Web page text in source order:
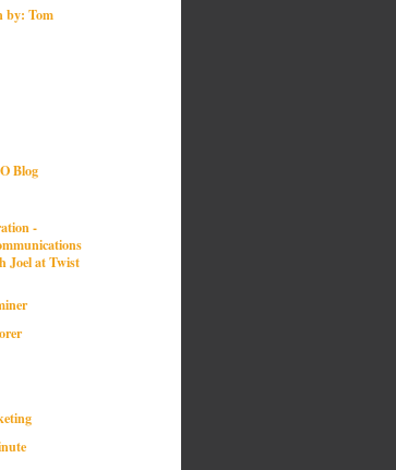
by: Tom
Blog
-
Joel at Twist